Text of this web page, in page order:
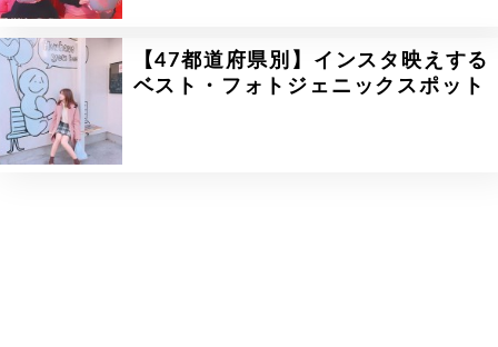
【47都道府県別】インスタ映えする
ベスト・フォトジェニックスポット